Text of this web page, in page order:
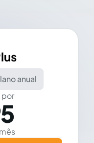
anual
por